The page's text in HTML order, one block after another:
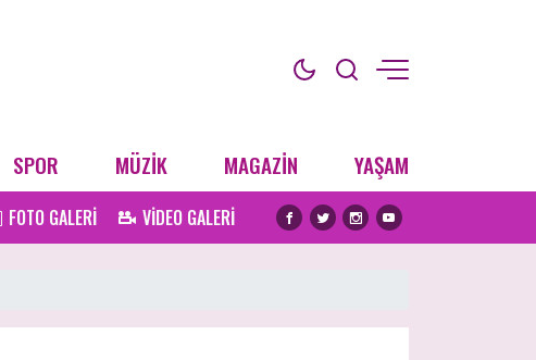
SPOR MÜZİK MAGAZİN YAŞAM
FOTO GALERİ VİDEO GALERİ